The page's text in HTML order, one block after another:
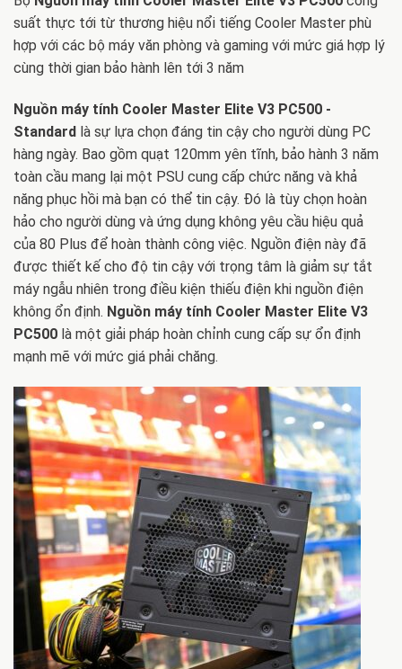
suất thực tới từ thương hiệu nổi tiếng Cooler Master phù
hợp với các bộ máy văn phòng và gaming với mức giá hợp lý
cùng thời gian bảo hành lên tới 3 năm
Nguồn máy tính Cooler Master Elite V3 PC500 -
Standard là sự lựa chọn đáng tin cậy cho người dùng PC
hàng ngày. Bao gồm quạt 120mm yên tĩnh, bảo hành 3 năm
toàn cầu mang lại một PSU cung cấp chức năng và khả
năng phục hồi mà bạn có thể tin cậy. Đó là tùy chọn hoàn
hảo cho người dùng và ứng dụng không yêu cầu hiệu quả
của 80 Plus để hoàn thành công việc. Nguồn điện này đã
được thiết kế cho độ tin cậy với trọng tâm là giảm sự tắt
máy ngẫu nhiên trong điều kiện thiếu điện khi nguồn điện
không ổn định. Nguồn máy tính Cooler Master Elite V3
PC500 là một giải pháp hoàn chỉnh cung cấp sự ổn định
mạnh mẽ với mức giá phải chăng.